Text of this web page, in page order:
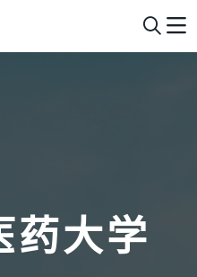
药大学